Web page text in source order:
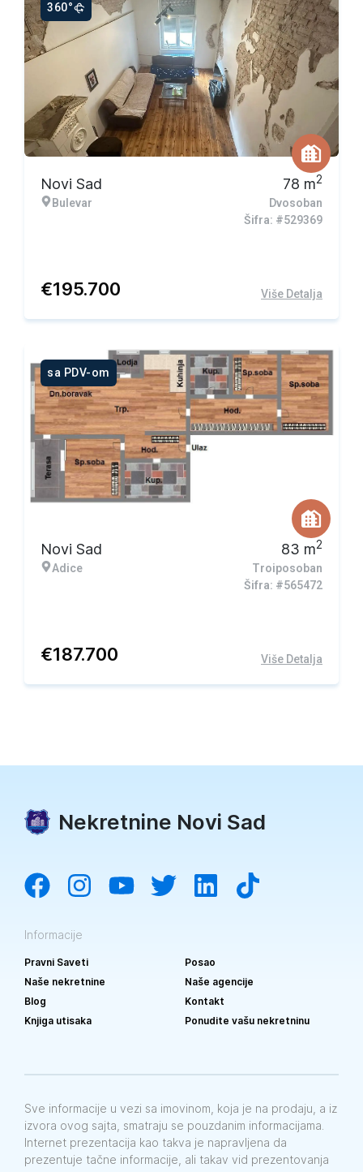
360°
Novi Sad
Bulevar
78 m2
Dvosoban
Šifra: #529369
€195.700 Više Detalja
sa PDV-om
Novi Sad
Adice
83 m2
Troiposoban
Šifra: #565472
€187.700 Više Detalja
Nekretnine Novi Sad
Informacije
Pravni Saveti
Posao
Naše nekretnine
Naše agencije
Blog
Kontakt
Knjiga utisaka
Ponudite vašu nekretninu
Sve informacije u vezi sa imovinom, koja je na prodaju, a iz
izvora ovog sajta, smatraju se pouzdanim informacijama.
Internet prezentacija kao takva je napravljena da
prezentuje tačne informacije, ali takav vid prezentovanja